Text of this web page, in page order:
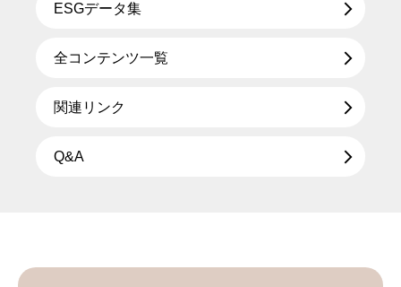
ESGデータ集
全コンテンツ一覧
関連リンク
Q&A